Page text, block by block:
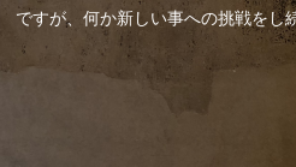
ですが、何か新しい事への挑戦をし